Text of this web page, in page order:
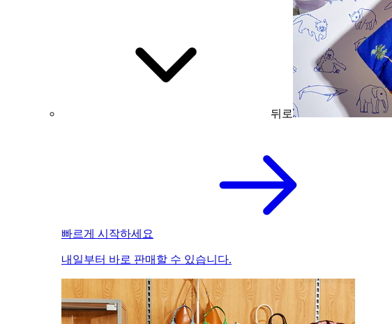
뒤로
빠르게 시작하세요
내일부터 바로 판매할 수 있습니다.